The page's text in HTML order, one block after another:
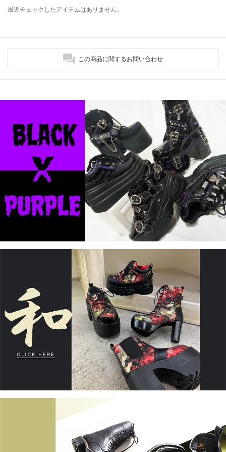
最近チェックしたアイテムはありません。
この商品に関するお問い合わせ